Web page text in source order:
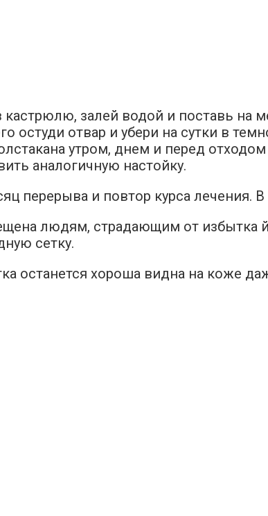
залей водой и поставь на
остуди отвар и убери на сутки в
утром, днем и перед
аналогичную настойку.
перерыва и повтор курса
людям, страдающим от избытка
сетку.
останется хороша видна на коже